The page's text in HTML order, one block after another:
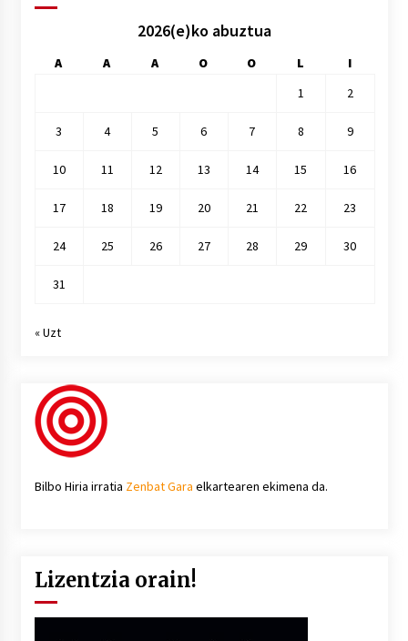
2026(e)ko abuztua
A A A O O L
I
1
2
3 4 5 6 7 8 9
10 11 12 13 14 15 16
17 18 19 20 21 22 23
24 25 26 27 28 29 30
31
« Uzt
Bilbo Hiria irratia Zenbat Gara elkartearen ekimena da.
Lizentzia orain!